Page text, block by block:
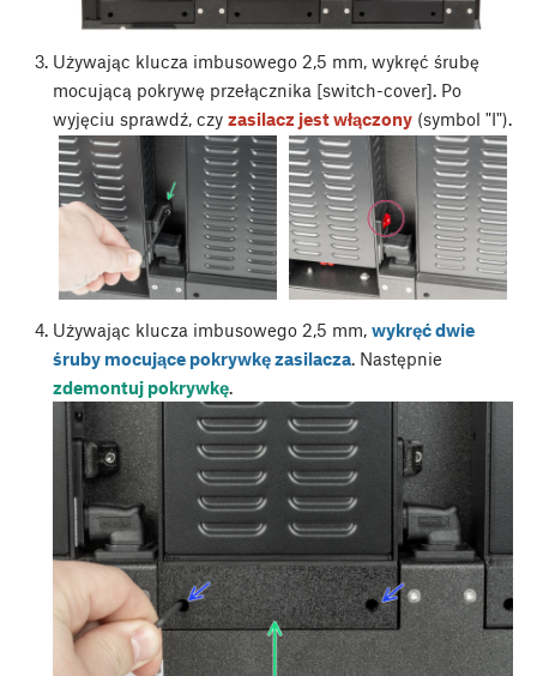
Używając klucza imbusowego 2,5 mm, wykręć śrubę
mocującą pokrywę przełącznika [switch-cover]. Po
wyjęciu sprawdź, czy zasilacz jest włączony(symbol "I").
Używając klucza imbusowego 2,5 mm, wykręć dwie
śruby mocujące pokrywkę zasilacza. Następnie
zdemontuj pokrywkę.